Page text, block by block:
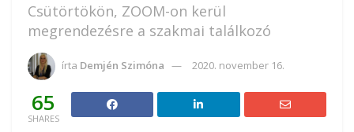
Csütörtökön, ZOOM-on kerül
megrendezésre a szakmai találkozó
írta Demjén Szimóna 2020. november 16.
65
SHARES